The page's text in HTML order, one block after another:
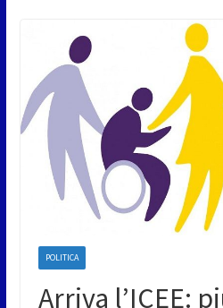
POLITICA
Arriva l’ICEE: